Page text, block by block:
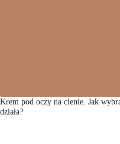
Krem pod oczy na cienie. Jak
działa?